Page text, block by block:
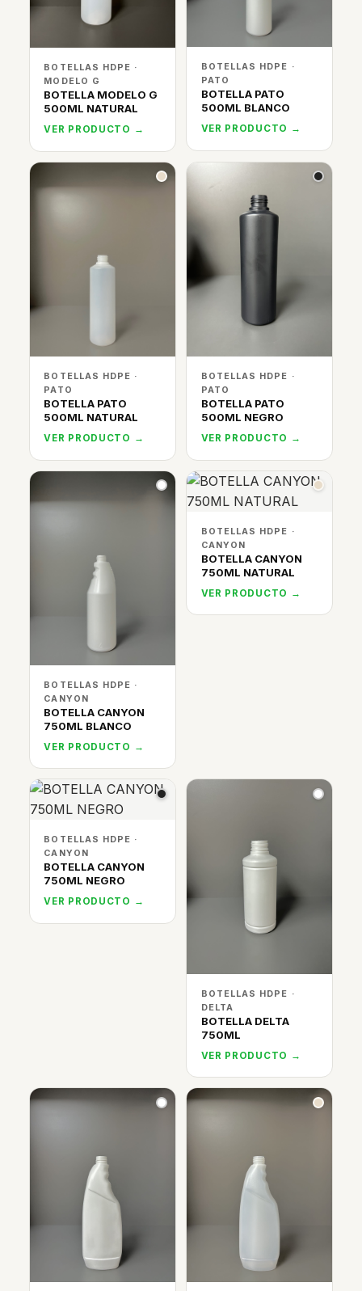
BOTELLAS HDPE ·
MODELO G
BOTELLA MODELO G
500ML NATURAL
VER PRODUCTO →
BOTELLAS HDPE ·
PATO
BOTELLA PATO
500ML BLANCO
VER PRODUCTO →
BOTELLAS HDPE ·
PATO
BOTELLA PATO
500ML NATURAL
VER PRODUCTO →
BOTELLAS HDPE ·
PATO
BOTELLA PATO
500ML NEGRO
VER PRODUCTO →
BOTELLAS HDPE ·
CANYON
BOTELLA CANYON
750ML BLANCO
VER PRODUCTO →
BOTELLAS HDPE ·
CANYON
BOTELLA CANYON
750ML NATURAL
VER PRODUCTO →
BOTELLAS HDPE ·
CANYON
BOTELLA CANYON
750ML NEGRO
VER PRODUCTO →
BOTELLAS HDPE ·
DELTA
BOTELLA DELTA
750ML
VER PRODUCTO →